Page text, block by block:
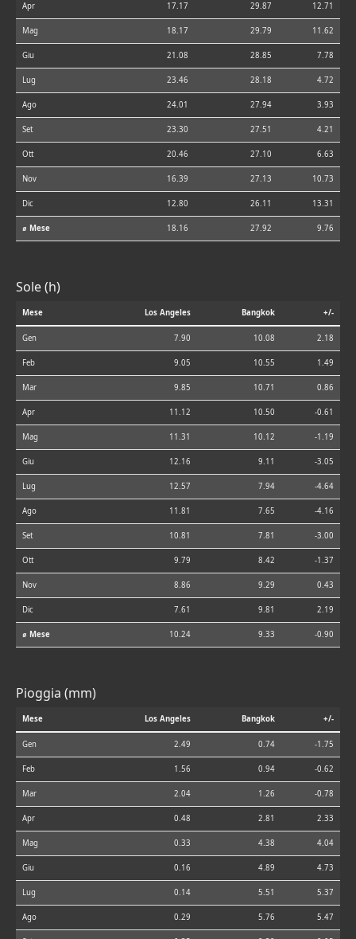
Apr 17.17 29.87 12.71
Mag 18.17 29.79 11.62
Giu 21.08 28.85 7.78
Lug 23.46 28.18 4.72
Ago 24.01 27.94 3.93
Set 23.30 27.51 4.21
Ott 20.46 27.10 6.63
Nov 16.39 27.13 10.73
Dic 12.80 26.11 13.31
⌀ Mese 18.16 27.92 9.76
Sole (h)
Mese Los Angeles Bangkok +/-
Gen 7.90 10.08 2.18
Feb 9.05 10.55 1.49
Mar 9.85 10.71 0.86
Apr 11.12 10.50 -0.61
Mag 11.31 10.12 -1.19
Giu 12.16 9.11 -3.05
Lug 12.57 7.94 -4.64
Ago 11.81 7.65 -4.16
Set 10.81 7.81 -3.00
Ott 9.79 8.42 -1.37
Nov 8.86 9.29 0.43
Dic 7.61 9.81 2.19
⌀ Mese 10.24 9.33 -0.90
Pioggia (mm)
Mese Los Angeles Bangkok +/-
Gen 2.49 0.74 -1.75
Feb 1.56 0.94 -0.62
Mar 2.04 1.26 -0.78
Apr 0.48 2.81 2.33
Mag 0.33 4.38 4.04
Giu 0.16 4.89 4.73
Lug 0.14 5.51 5.37
Ago 0.29 5.76 5.47